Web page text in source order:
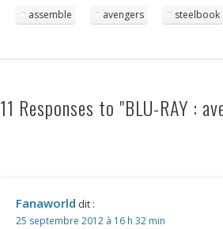
assemble avengers steelbook
11 Responses to "BLU-RAY :
Fanaworld dit :
25 septembre 2012 à 16 h 32 min